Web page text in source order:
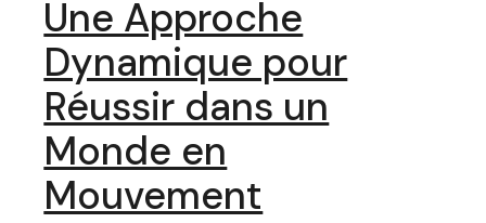
Une Approche
Dynamique pour
Réussir dans un
Monde en
Mouvement